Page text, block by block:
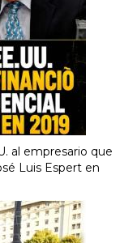
al empresario que
Luis Espert en